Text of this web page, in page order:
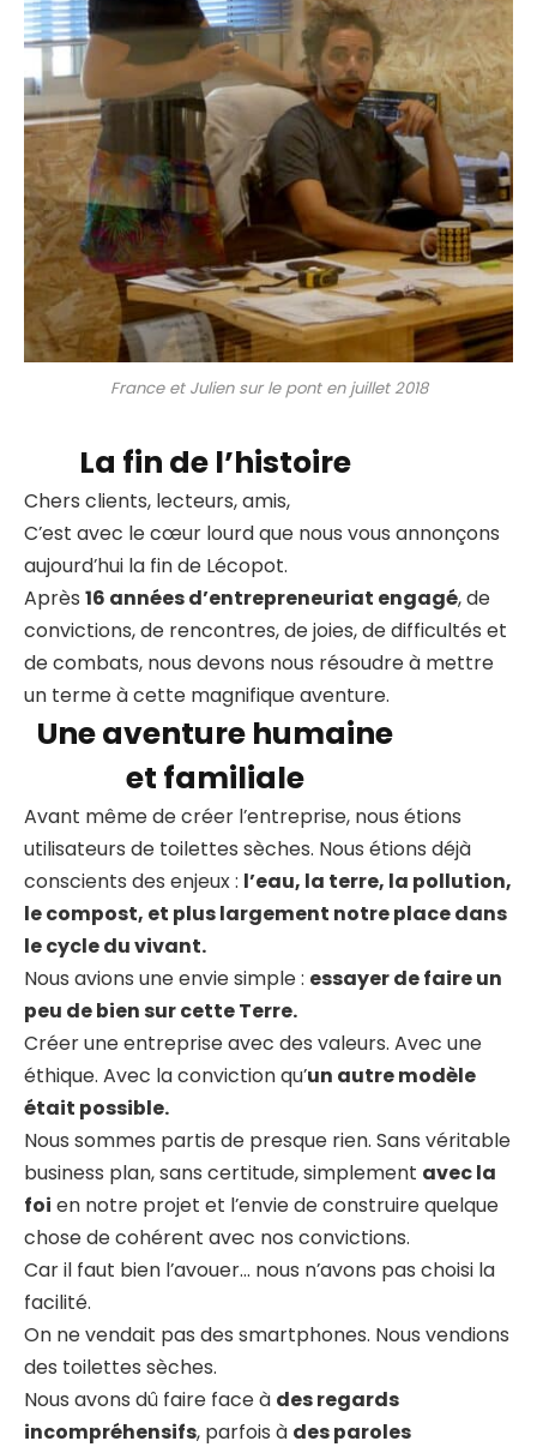
France et Julien sur le pont en juillet 2018
La fin de l’histoire
Chers clients, lecteurs, amis,
C’est avec le cœur lourd que nous vous annonçons
aujourd’hui la fin de Lécopot.
Après 16 années d’entrepreneuriat engagé, de
convictions, de rencontres, de joies, de difficultés et
de combats, nous devons nous résoudre à mettre
un terme à cette magnifique aventure.
Une aventure humaine
et familiale
Avant même de créer l’entreprise, nous étions
utilisateurs de toilettes sèches. Nous étions déjà
conscients des enjeux : l’eau, la terre, la pollution,
le compost, et plus largement notre place dans
le cycle du vivant.
Nous avions une envie simple : essayer de faire un
peu de bien sur cette Terre.
Créer une entreprise avec des valeurs. Avec une
éthique. Avec la conviction qu’un autre modèle
était possible.
Nous sommes partis de presque rien. Sans véritable
business plan, sans certitude, simplement avec la
foi en notre projet et l’envie de construire quelque
chose de cohérent avec nos convictions.
Car il faut bien l’avouer… nous n’avons pas choisi la
facilité.
On ne vendait pas des smartphones. Nous vendions
des toilettes sèches.
Nous avons dû faire face à des regards
incompréhensifs, parfois à des paroles